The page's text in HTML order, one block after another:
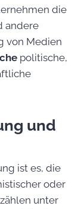
die
andere
von Medien
politische,
und
ist es, die
oder
unter